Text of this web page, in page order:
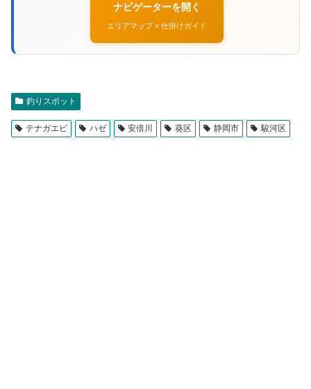
ナビゲーターを開く
エリアマップ × 仕掛けガイド
釣りスポット
テナガエビ ハゼ 安倍川 葵区 静岡市 駿河区